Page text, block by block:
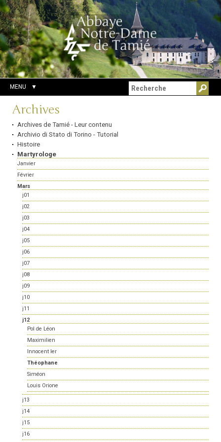
Aller
au
contenu.
|
Aller
à
la
navigation
Outils
personnels
Chercher par
Recherche
avancée…
MENU
Navigation
Archives
Archives de Tamié - Leur contenu
Archivio di Stato di Torino - Tutorial
Histoire
Martyrologe
Janvier
Février
Mars
j01
j02
j03
j04
j05
j06
j07
j08
j09
j10
j11
j12
Pol de Léon
Maximilien
Innocent Ier
Théophane
Siméon
Louis Orione
j13
j14
j15
j16